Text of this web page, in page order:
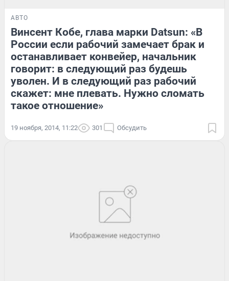
АВТО
Винсент Кобе, глава марки Datsun: «В
России если рабочий замечает брак и
останавливает конвейер, начальник
говорит: в следующий раз будешь
уволен. И в следующий раз рабочий
скажет: мне плевать. Нужно сломать
такое отношение»
19 ноября, 2014, 11:22 301 Обсудить